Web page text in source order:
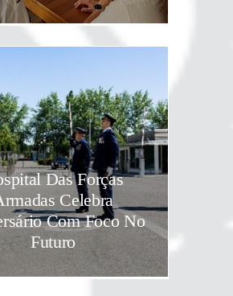
Das Forças
Celebra
Com Foco No
Futuro